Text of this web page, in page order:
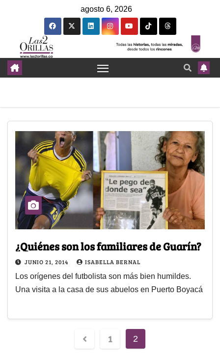
agosto 6, 2026
¿Quiénes son los familiares de Guarín?
JUNIO 21, 2014 ISABELLA BERNAL
Los orígenes del futbolista son más bien humildes.
Una visita a la casa de sus abuelos en Puerto Boyacá
1 2